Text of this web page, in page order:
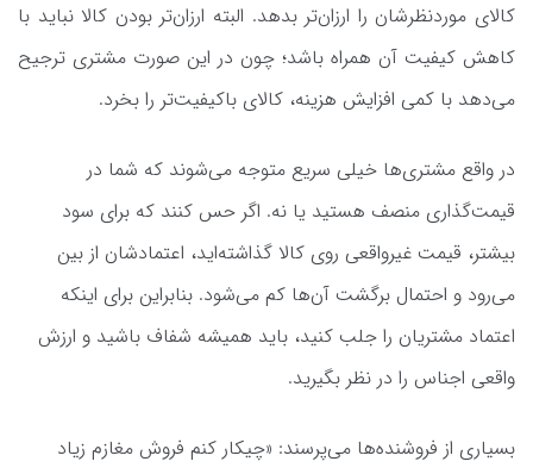
کالای موردنظرشان را ارزان‌تر بدهد. البته ارزان‌تر بودن کالا نباید با
کاهش کیفیت آن همراه باشد؛ چون در این صورت مشتری ترجیح
می‌دهد با کمی افزایش هزینه، کالای باکیفیت‌تر را بخرد.
در واقع مشتری‌ها خیلی سریع متوجه می‌شوند که شما در
قیمت‌گذاری منصف هستید یا نه. اگر حس کنند که برای سود
بیشتر، قیمت غیرواقعی روی کالا گذاشته‌اید، اعتمادشان از بین
می‌رود و احتمال برگشت آن‌ها کم می‌شود. بنابراین برای اینکه
اعتماد مشتریان را جلب کنید، باید همیشه شفاف باشید و ارزش
واقعی اجناس را در نظر بگیرید.
بسیاری از فروشنده‌ها می‌پرسند: «چیکار کنم فروش مغازم زیاد